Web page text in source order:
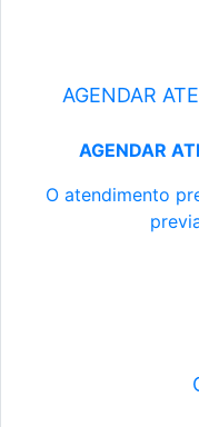
AGENDAR
AGENDAR
O atendimento